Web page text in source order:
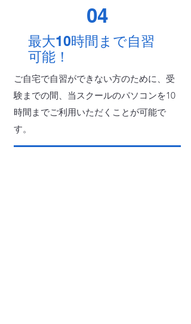
04
最大10時間まで自習
可能！
ご自宅で自習ができない方のために、受
験までの間、当スクールのパソコンを10
時間までご利用いただくことが可能で
す。